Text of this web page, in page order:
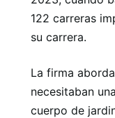
122 carreras
su carrera.
La firma
necesitaban
cuerpo de